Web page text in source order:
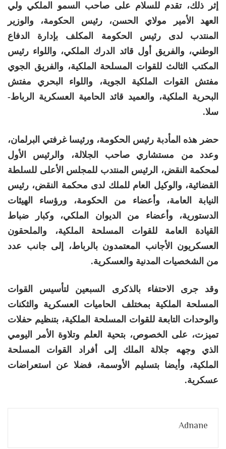
إثر ذلك، تقدم للسلام على صاحب السمو الملكي ولي
العهد الأمير مولاي الحسن، رئيس الحكومة، والوزير
المنتدب لدى رئيس الحكومة المكلف بإدارة الدفاع
الوطني، والفريق أول قائد الدرك الملكي، واللواء رئيس
المكتب الثالث للقوات المسلحة الملكية، والفريق الجوي
مفتش القوات الملكية الجوية، واللواء البحري مفتش
البحرية الملكية، والعميد قائد الحامية العسكرية الرباط-
سلا.
حضر هذه المأدبة رئيس الحكومة، ورئيسا غرفتي البرلمان،
وعدد من مستشاري صاحب الجلالة، والرئيس الأول
لمحكمة النقض، الرئيس المنتدب للمجلس الأعلى للسلطة
القضائية، والوكيل العام للملك لدى محكمة النقض، رئيس
النيابة العامة، وأعضاء من الحكومة، ورؤساء الهيئات
الدستورية، وأعضاء من الديوان الملكي، وكبار ضباط
القيادة العامة للقوات المسلحة الملكية، والملحقون
العسكريون الأجانب المعتمدون بالرباط، إلى جانب عدد
من الشخصيات المدنية والعسكرية.
وقد جرى الاحتفاء بالذكرى السبعين لتأسيس القوات
المسلحة الملكية بمختلف الحاميات العسكرية والثكنات
والوحدات التابعة للقوات المسلحة الملكية، بتنظيم حفلات
تميزت، على الخصوص، بتحية العلم وتلاوة الأمر اليومي
الذي وجهه جلالة الملك إلى أفراد القوات المسلحة
الملكية، وأيضا بتسليم الأوسمة، فضلا عن استعراضات
عسكرية.
Adnane